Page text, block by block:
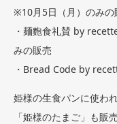
※10月5日（月）のみの
・麺麭食礼賛 by
みの販売
・Bread Code by
姫様の生食パンに使わ
「姫様のたまご」も販